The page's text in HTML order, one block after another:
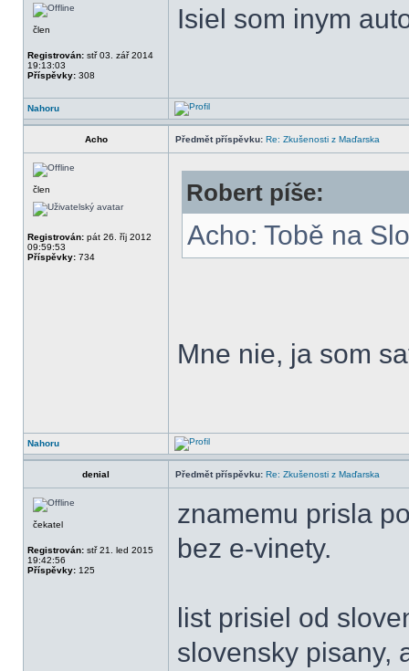
člen
Registrován: stř 03. zář 2014
19:13:03
Příspěvky: 308
Isiel som inym
Nahoru
Acho Předmět příspěvku: Re: Zkušenosti z Maďarska
člen
Registrován: pát 26. říj 2012
09:59:53
Příspěvky: 734
Robert píše:
Acho: Tobě na
Mne nie, ja som
Nahoru
denial Předmět příspěvku: Re: Zkušenosti z Maďarska
čekatel
Registrován: stř 21. led 2015
19:42:56
Příspěvky: 125
znamemu prisla
bez e-vinety.
list prisiel od
slovensky pisany,